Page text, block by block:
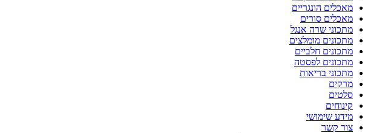
מאכלים הונגריים
מאכלים סורים
מתכוני שרה אנגל
מתכונים מומלצים
מתכונים חלביים
מתכונים לפסטה
מתכוני בריאות
מרקים
סלטים
קינוחים
מידע שימושי
צור קשר